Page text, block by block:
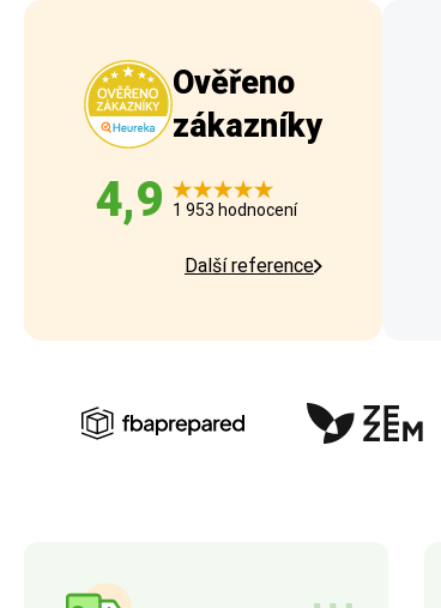
Ověřeno
zákazníky
4,9 1 953 hodnocení
Další reference